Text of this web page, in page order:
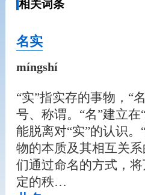
相关词条
名实
míngshí
“实”指实存的事物，“
号、称谓。“名”建立
能脱离对“实”的认识
物的本质及其相互关
们通过命名的方式，
定的秩…